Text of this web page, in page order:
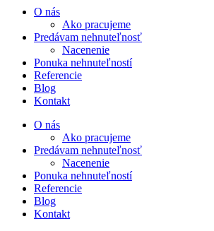
O nás
Ako pracujeme
Predávam nehnuteľnosť
Nacenenie
Ponuka nehnuteľností
Referencie
Blog
Kontakt
O nás
Ako pracujeme
Predávam nehnuteľnosť
Nacenenie
Ponuka nehnuteľností
Referencie
Blog
Kontakt